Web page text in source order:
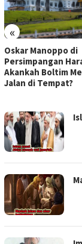
«
Oskar Manoppo di
Persimpangan
Akankah Boltim
Jalan di Tempat?
MOROBAYAT